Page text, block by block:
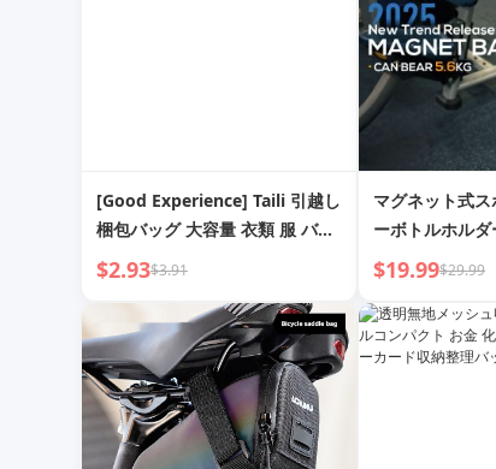
[Good Experience] Taili 引越し
梱包バッグ 大容量 衣類 服 バギ
ーバッグ 掛け布団オーガナイザ
ーバッグ 掛け布団
$2.93$3.91
マグネット式
ーボトルホル
マグネット付き
トルポーチ）
$19.99$29.99